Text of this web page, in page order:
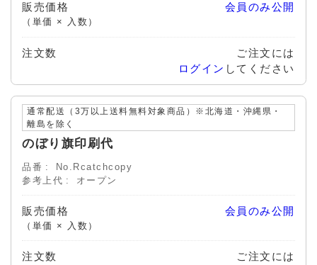
販売価格
（単価 × 入数）
会員のみ公開
注文数
ご注文には
ログイン してください
通常配送（3万以上送料無料対象商品）※北海道・沖縄県・
離島を除く
のぼり旗印刷代
品番
No.Rcatchcopy
参考上代
オープン
販売価格
（単価 × 入数）
会員のみ公開
注文数
ご注文には